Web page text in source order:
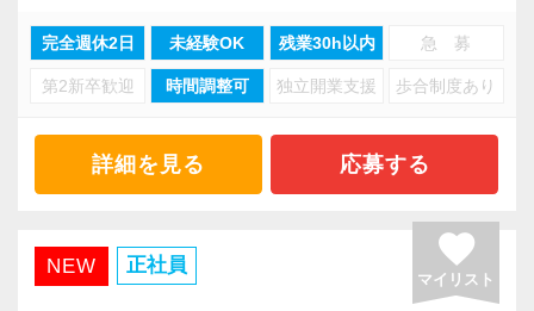
チームで動いているので、わからないことや困
ったことの相談先にも迷わず、何でもすぐに聞
数字が好きで人と関わるのが好きな人でした
ら、この仕事に向いていると思います。
お客様からの「ありがとう」が、最大のやりが
より多くの「ありがとう」と笑顔をいただき続
けるために「情熱家であれ！」がモットーで
【求職者へのメッセージ】
当社では、「こうなりたい」という将来のキャ
リアプランが明確な方が成長しています。
そのため、採用面接では「1年後、3年後、5年後
お子さまの学校行事やご家庭の予定に合わせ
て、勤務日・勤務時間はできる限り柔軟に対応
します。
◆ 急なお休みにも理解があります！
お子さまの急な発熱や体調不良など、急なお休
みが必要になった場合も遠慮なくご相談くださ
い。
スタッフ同士で協力し合いながら仕事を進めて
完全週休2日 未経験OK 残業30h以内 急 募
第2新卒歓迎 時間調整可 独立開業支援 歩合制度あり
詳細を見る 応募する
NEW 正社員 favorite
マイリスト